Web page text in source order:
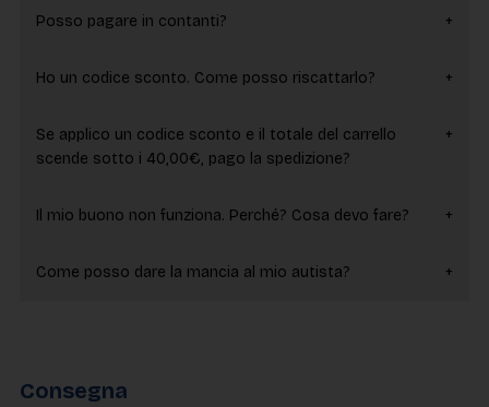
Posso pagare in contanti?
Ho un codice sconto. Come posso riscattarlo?
Se applico un codice sconto e il totale del carrello
scende sotto i 40,00€, pago la spedizione?
Il mio buono non funziona. Perché? Cosa devo fare?
Come posso dare la mancia al mio autista?
Consegna